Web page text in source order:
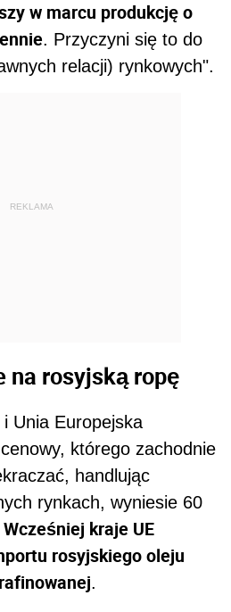
w marcu produkcję o
. Przyczyni się to do
relacji) rynkowych".
REKLAMA
na rosyjską ropę
Unia Europejska
cenowy, którego zachodnie
handlując
rynkach, wyniesie 60
Wcześniej kraje UE
rosyjskiego oleju
.